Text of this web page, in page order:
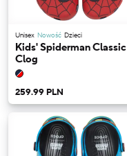
Unisex Nowość Dzieci
Kids' Spiderman Classic
Clog
259.99 PLN